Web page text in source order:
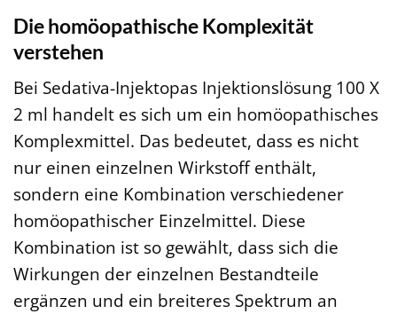
Die homöopathische Komplexität
verstehen
Bei Sedativa-Injektopas Injektionslösung 100 X
2 ml handelt es sich um ein homöopathisches
Komplexmittel. Das bedeutet, dass es nicht
nur einen einzelnen Wirkstoff enthält,
sondern eine Kombination verschiedener
homöopathischer Einzelmittel. Diese
Kombination ist so gewählt, dass sich die
Wirkungen der einzelnen Bestandteile
ergänzen und ein breiteres Spektrum an